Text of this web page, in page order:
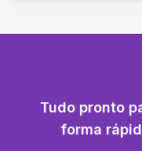
Tudo pronto
forma